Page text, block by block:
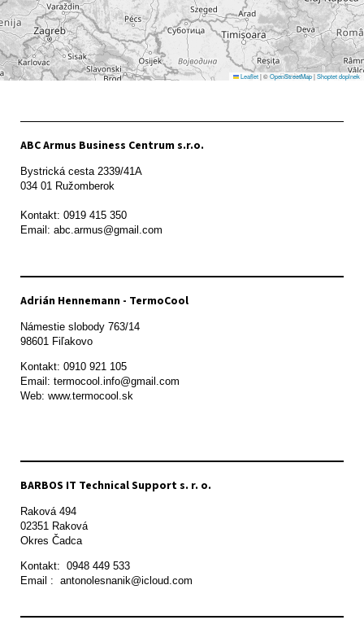
Leaflet|©OpenStreetMap|Shoptet doplnek
ABC Armus Business Centrum s.r.o.
Bystrická cesta 2339/41A
034 01 Ružomberok
Kontakt: 0919 415 350
Adrián Hennemann - TermoCool
Námestie slobody 763/14
98601 Fiľakovo
Kontakt: 0910 921 105
Email: termocool.info@gmail.com
Web: www.termocool.sk
BARBOS IT Technical Support s. r. o.
Raková 494
02351 Raková
Okres Čadca
Kontakt:  0948 449 533
Email :  antonolesnanik@icloud.com